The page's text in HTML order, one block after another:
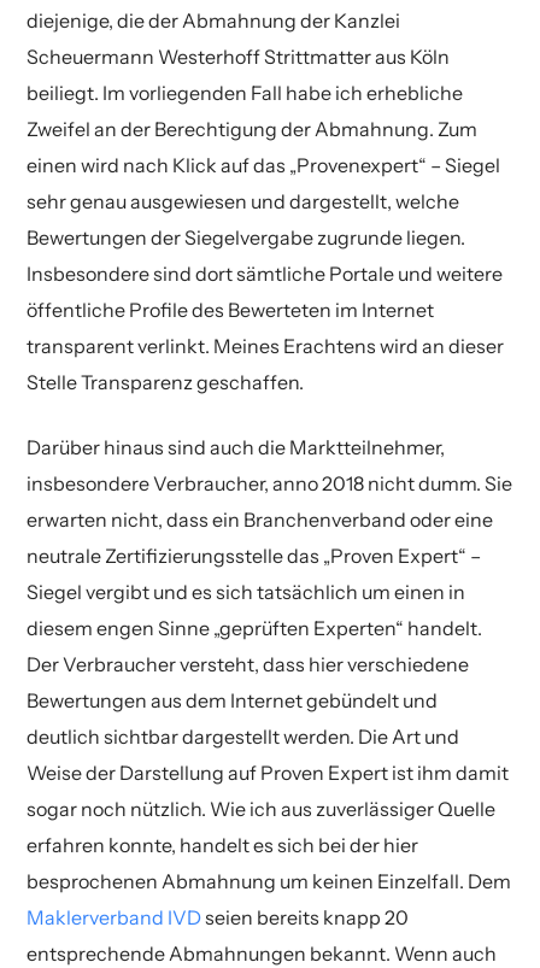
diejenige, die der Abmahnung der Kanzlei
Scheuermann Westerhoff Strittmatter aus Köln
beiliegt. Im vorliegenden Fall habe ich erhebliche
Zweifel an der Berechtigung der Abmahnung. Zum
einen wird nach Klick auf das „Provenexpert“ – Siegel
sehr genau ausgewiesen und dargestellt, welche
Bewertungen der Siegelvergabe zugrunde liegen.
Insbesondere sind dort sämtliche Portale und weitere
öffentliche Profile des Bewerteten im Internet
transparent verlinkt. Meines Erachtens wird an dieser
Stelle Transparenz geschaffen.
Darüber hinaus sind auch die Marktteilnehmer,
insbesondere Verbraucher, anno 2018 nicht dumm. Sie
erwarten nicht, dass ein Branchenverband oder eine
neutrale Zertifizierungsstelle das „Proven Expert“ –
Siegel vergibt und es sich tatsächlich um einen in
diesem engen Sinne „geprüften Experten“ handelt.
Der Verbraucher versteht, dass hier verschiedene
Bewertungen aus dem Internet gebündelt und
deutlich sichtbar dargestellt werden. Die Art und
Weise der Darstellung auf Proven Expert ist ihm damit
sogar noch nützlich. Wie ich aus zuverlässiger Quelle
erfahren konnte, handelt es sich bei der hier
besprochenen Abmahnung um keinen Einzelfall. Dem
Maklerverband IVDseien bereits knapp 20
entsprechende Abmahnungen bekannt. Wenn auch